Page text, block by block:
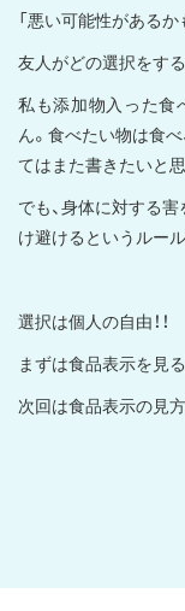
「悪い可能性がある
友人がどの選択をす
私も添加物入った食
ん。食べたい物は食べ
てはまた書きたいと思
でも、身体に対する
け避けるというルー
選択は個人の自由！！
まずは食品表示を見
次回は食品表示の見